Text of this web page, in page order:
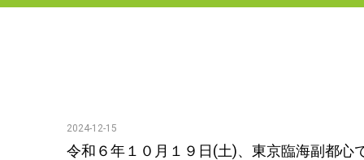
2024-12-15
令和６年１０月１９日(土)、東京臨海副都